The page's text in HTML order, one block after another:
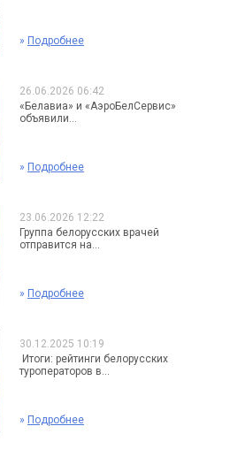
» Подробнее
26.06.2026 06:42
«Белавиа» и «АэроБелСервис»
объявили...
» Подробнее
23.06.2026 12:22
Группа белорусских врачей
отправится на...
» Подробнее
30.12.2025 10:19
Итоги: рейтинги белорусских
туроператоров в...
» Подробнее